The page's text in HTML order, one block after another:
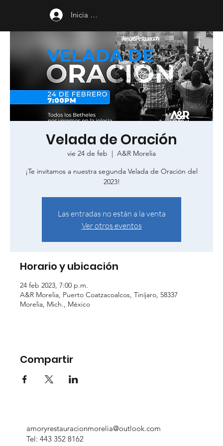
Inicia sesión
Velada de Oración
vie 24 de feb
  |
A&R Morelia
¡Te invitamos a nuestra segunda Velada de Oración del
2023!
Las entradas no están a la venta
Ver otros eventos
Horario y ubicación
24 feb 2023, 7:00 p.m.
A&R Morelia, Puerto Coatzacoalcos, Tiníjaro, 58337
Morelia, Mich., México
Compartir
amoryrestauracionmorelia@outlook.com
Tel: 443 352 8162